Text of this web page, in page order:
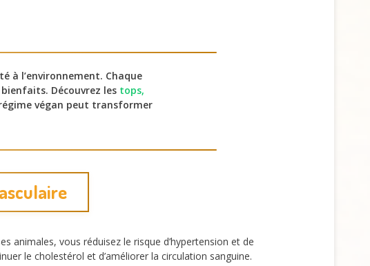
à l’environnement. Chaque
Découvrez les tops,
végan peut transformer
animales, vous réduisez le risque d’hypertension et de
le cholestérol et d’améliorer la circulation sanguine.